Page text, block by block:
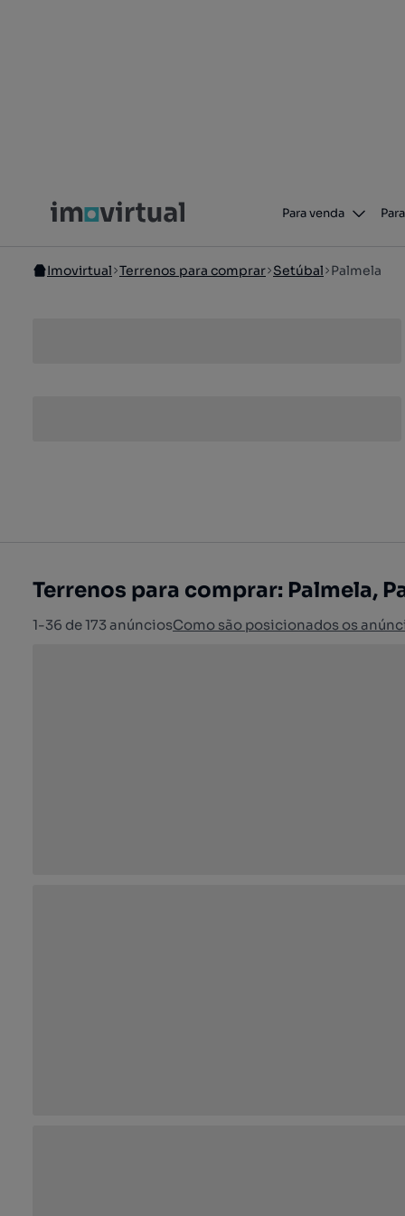
Para venda
Imovirtual Terrenos para comprar Setúbal Palmela
Terrenos para comprar: Palmela,
1-36 de 173 anúnciosComo são posicionados os